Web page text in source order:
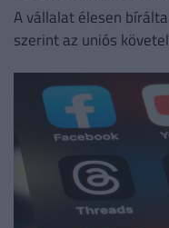
A vállalat élesen
szerint az uniós
szolgáltatásokat.